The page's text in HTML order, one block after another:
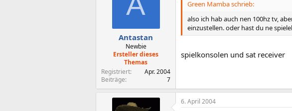
Antastan
Newbie
Ersteller dieses
Themas
Registriert
Apr. 2004
Beiträge
7
Green Mamba schrieb:
also ich hab auch nen 100hz tv,
einzustellen. oder hast du ne
spielkonsolen und sat receiver
6. April 2004